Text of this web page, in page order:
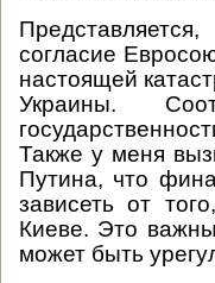
согласие
настоящей
Украины.
Также у меня
Путина, что
зависеть от
Киеве. Это
может быть